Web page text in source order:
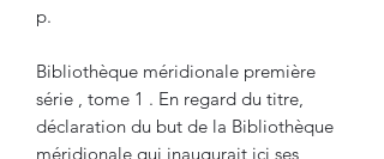
p.
Bibliothèque méridionale première
série , tome 1 . En regard du titre,
déclaration du but de la Bibliothèque
méridionale qui inaugurait ici ses